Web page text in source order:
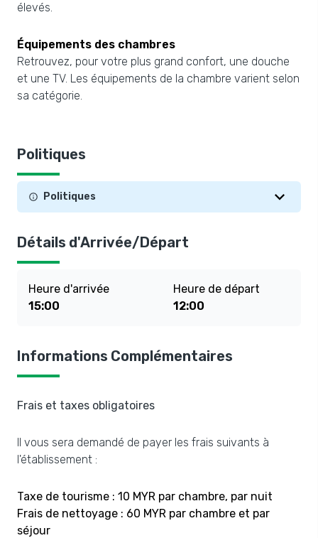
élevés.
Équipements des chambres
Retrouvez, pour votre plus grand confort, une douche
et une TV. Les équipements de la chambre varient selon
sa catégorie.
Politiques
Politiques
Détails d'Arrivée/Départ
Heure d'arrivée
15:00
Heure de départ
12:00
Informations Complémentaires
Frais et taxes obligatoires
Il vous sera demandé de payer les frais suivants à
l'établissement :
Taxe de tourisme : 10 MYR par chambre, par nuit
Frais de nettoyage : 60 MYR par chambre et par
séjour